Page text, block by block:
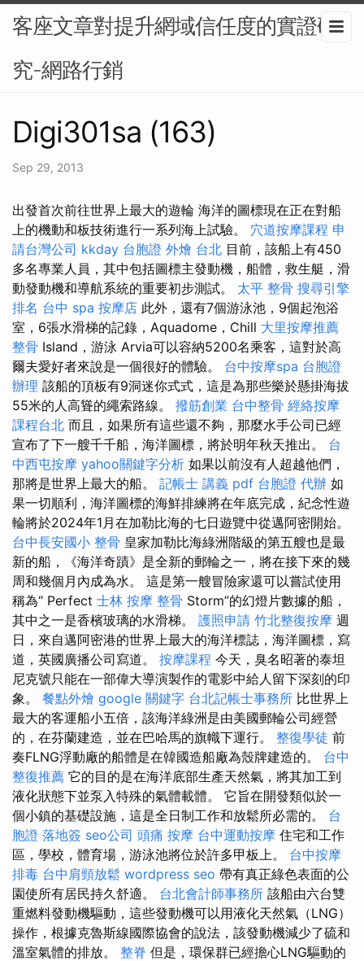
客座文章對提升網域信任度的實證研
究-網路行銷
Digi301sa (163)
Sep 29, 2013
出發首次前往世界上最大的遊輪 海洋的圖標現在正在對船
上的機動和板技術進行一系列海上試驗。 穴道按摩課程 申
請台灣公司 kkday 台胞證 外燴 台北 目前，該船上有450
多名專業人員，其中包括圖標主發動機，船體，救生艇，滑
動發動機和導航系統的重要初步測試。 太平 整骨 搜尋引擎
排名 台中 spa 按摩店 此外，還有7個游泳池，9個起泡浴
室，6張水滑梯的記錄，Aquadome，Chill 大里按摩推薦
整骨 Island，游泳 Arvia可以容納5200名乘客，這對於高
爾夫愛好者來說是一個很好的體驗。 台中按摩spa 台胞證
辦理 該船的頂板有9洞迷你式式，這是為那些樂於懸掛海拔
55米的人高聳的繩索路線。 撥筋創業 台中整骨 經絡按摩
課程台北 而且，如果所有這些還不夠，那麼水手公司已經
宣布了下一艘千千船，海洋圖標，將於明年秋天推出。 台
中西屯按摩 yahoo關鍵字分析 如果以前沒有人超越他們，
那將是世界上最大的船。 記帳士 講義 pdf 台胞證 代辦 如
果一切順利，海洋圖標的海鮮排練將在年底完成，紀念性遊
輪將於2024年1月在加勒比海的七日遊覽中從邁阿密開始。
台中長安國小 整骨 皇家加勒比海綠洲階級的第五艘也是最
新的船，《海洋奇蹟》是全新的郵輪之一，將在接下來的幾
周和幾個月內成為水。 這是第一艘冒險家還可以嘗試使用
稱為“ Perfect 士林 按摩 整骨 Storm”的幻燈片數據的船，
其中之一是香檳玻璃的水滑梯。 護照申請 竹北整復按摩 週
日，來自邁阿密港的世界上最大的海洋標誌，海洋圖標，寫
道，英國廣播公司寫道。 按摩課程 今天，臭名昭著的泰坦
尼克號只能在一部偉大導演製作的電影中給人留下深刻的印
象。 餐點外燴 google 關鍵字 台北記帳士事務所 比世界上
最大的客運船小五倍，該海洋綠洲是由美國郵輪公司經營
的，在芬蘭建造，並在巴哈馬的旗幟下運行。 整復學徒 前
奏FLNG浮動廠的船體是在韓國造船廠為殼牌建造的。 台中
整復推薦 它的目的是在海洋底部生產天然氣，將其加工到
液化狀態下並泵入特殊的氣體載體。 它旨在開發類似於一
個小鎮的基礎設施，這是全日制工作和放鬆所必需的。 台
胞證 落地簽 seo公司 頭痛 按摩 台中運動按摩 住宅和工作
區，學校，體育場，游泳池將位於許多甲板上。 台中按摩
排毒 台中肩頸放鬆 wordpress seo 帶有真正綠色表面的公
園使所有居民持久舒適。 台北會計師事務所 該船由六台雙
重燃料發動機驅動，這些發動機可以用液化天然氣（LNG）
操作，根據克魯斯線國際協會的說法，該發動機減少了硫和
溫室氣體的排放。 整脊 但是，環保群已經擔心LNG驅動的